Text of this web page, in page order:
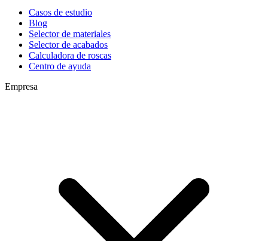
Casos de estudio
Blog
Selector de materiales
Selector de acabados
Calculadora de roscas
Centro de ayuda
Empresa